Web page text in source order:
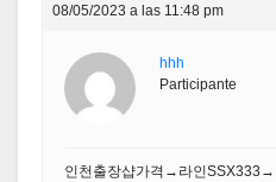
08/05/2023 a las 11:48 pm
hhh
Participante
인천출장샵가격→라인SSX333→